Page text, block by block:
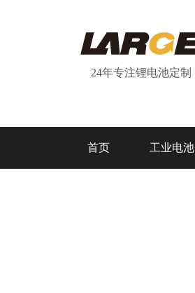
24年专注锂电池定制
首页 工业电池